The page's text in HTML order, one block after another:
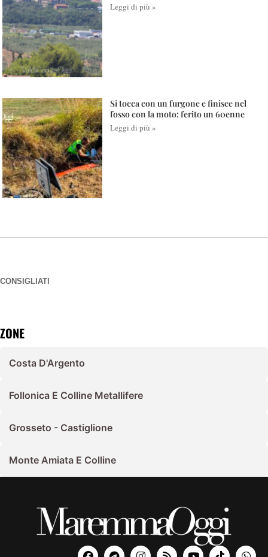
Leggi di più »
Si tocca con un furgone e finisce nel
fosso con la moto: ferito un 60enne
Leggi di più »
CONSIGLIATI
ZONE
Costa D'Argento
Follonica E Colline Metallifere
Grosseto - Castiglione
Monte Amiata E Colline